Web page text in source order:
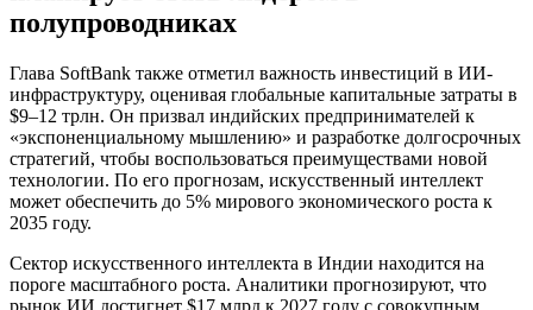
полупроводниках
Глава SoftBank также отметил важность инвестиций в ИИ-
инфраструктуру, оценивая глобальные капитальные затраты в
$9–12 трлн. Он призвал индийских предпринимателей к
«экспоненциальному мышлению» и разработке долгосрочных
стратегий, чтобы воспользоваться преимуществами новой
технологии. По его прогнозам, искусственный интеллект
может обеспечить до 5% мирового экономического роста к
2035 году.
Сектор искусственного интеллекта в Индии находится на
пороге масштабного роста. Аналитики прогнозируют, что
рынок ИИ достигнет $17 млрд к 2027 году с совокупным